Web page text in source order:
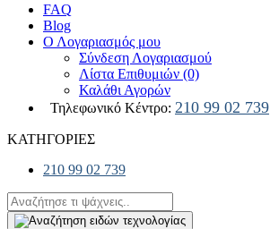
FAQ
Blog
Ο Λογαριασμός μου
Σύνδεση Λογαριασμού
Λίστα Επιθυμιών (0)
Καλάθι Αγορών
Τηλεφωνικό Κέντρο: 210 99 02 739
ΚΑΤΗΓΟΡΙΕΣ
210 99 02 739